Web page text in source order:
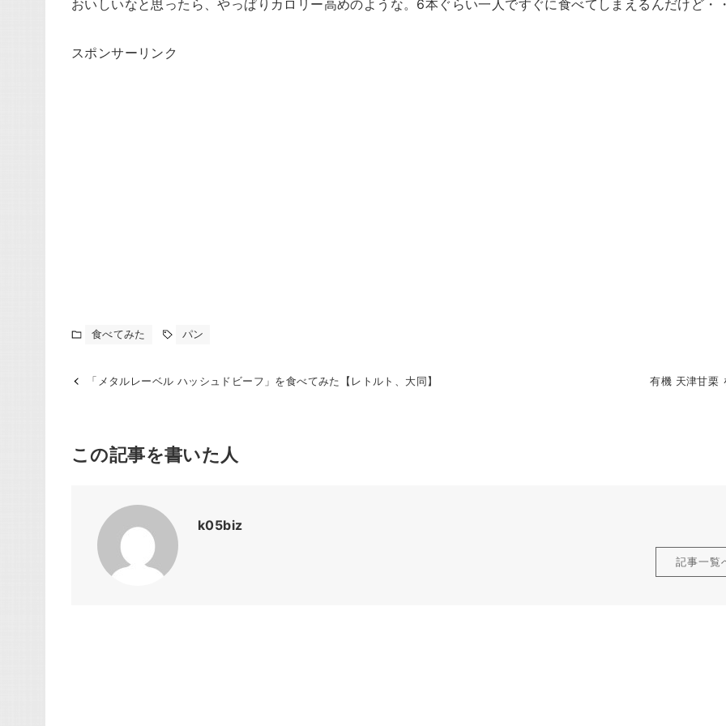
おいしいなと思ったら、やっぱりカロリー高めのような。6本ぐらい一人ですぐに食べてしまえるんだけど・
スポンサーリンク
食べてみた パン
「メタルレーベル ハッシュドビーフ」を食べてみた【レトルト、大同】 有機 天津甘栗
この記事を書いた人
k05biz
記事一覧